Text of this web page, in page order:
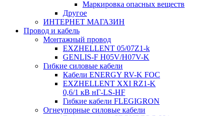
Маркировка опасных веществ
Другое
ИНТЕРНЕТ МАГАЗИН
Провод и кабель
Монтажный провод
EXZHELLENT 05/07Z1-k
GENLIS-F Н05V/H07V-K
Гибкие силовые кабели
Кабели ENERGY RV-K FOC
EXZHELLENT XXI RZ1-K
0,6/1 кВ нГ-LS-HF
Гибкие кабели FLEGIGRON
Огнеупорные силовые кабели